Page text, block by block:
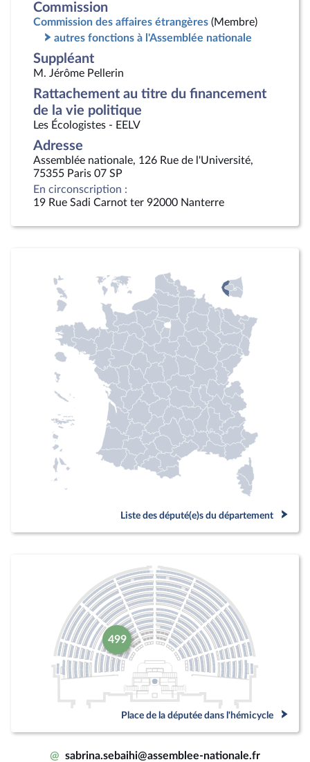
Commission
Commission des affaires étrangères (Membre)
autres fonctions à l'Assemblée nationale
Suppléant
M. Jérôme Pellerin
Rattachement au titre du financement
de la vie politique
Les Écologistes - EELV
Adresse
Assemblée nationale, 126 Rue de l'Université,
75355 Paris 07 SP
En circonscription :
19 Rue Sadi Carnot ter 92000 Nanterre
Liste des député(e)s du département
499
Place de la députée dans l'hémicycle
@ sabrina.sebaihi@assemblee-nationale.fr